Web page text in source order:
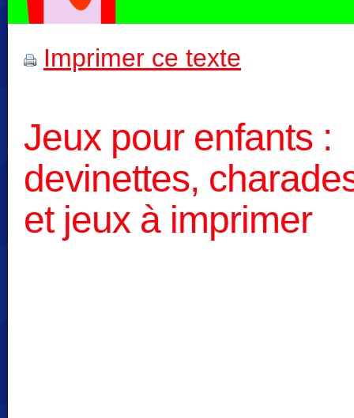
Imprimer ce texte
Jeux pour enfants :
devinettes,
et jeux à imprimer